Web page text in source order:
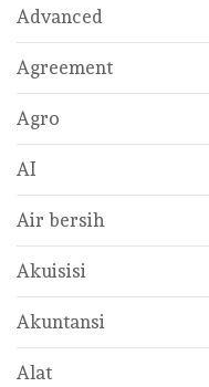
Advanced
Agreement
Agro
AI
Air bersih
Akuisisi
Akuntansi
Alat